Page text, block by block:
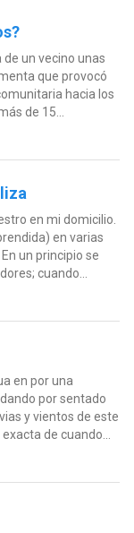
de un vecino unas
que provocó
hacia los
de 15...
en mi domicilio.
en varias
un principio se
cuando...
en por una
por sentado
y vientos de este
de cuando...